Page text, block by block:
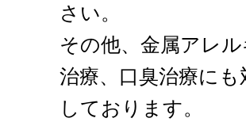
さい。
その他、金属アレル
治療、口臭治療にも
しております。